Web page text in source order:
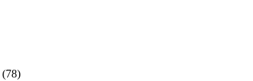
(78)